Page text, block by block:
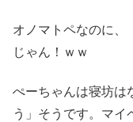
オノマトペなのに、
じゃん！ｗｗ
ぺーちゃんは寝坊は
う」そうです。マイ